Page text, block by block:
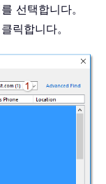
선택합니다。
릭합니다。